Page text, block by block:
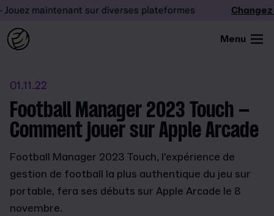
maintenant sur diverses plateformes Changez
Menu
01.11.22
Football Manager 2023 Touch –
Comment jouer sur Apple Arcade
Football Manager 2023 Touch, l'expérience de
gestion de football la plus authentique du jeu sur
portable, fera ses débuts sur Apple Arcade le 8
novembre.